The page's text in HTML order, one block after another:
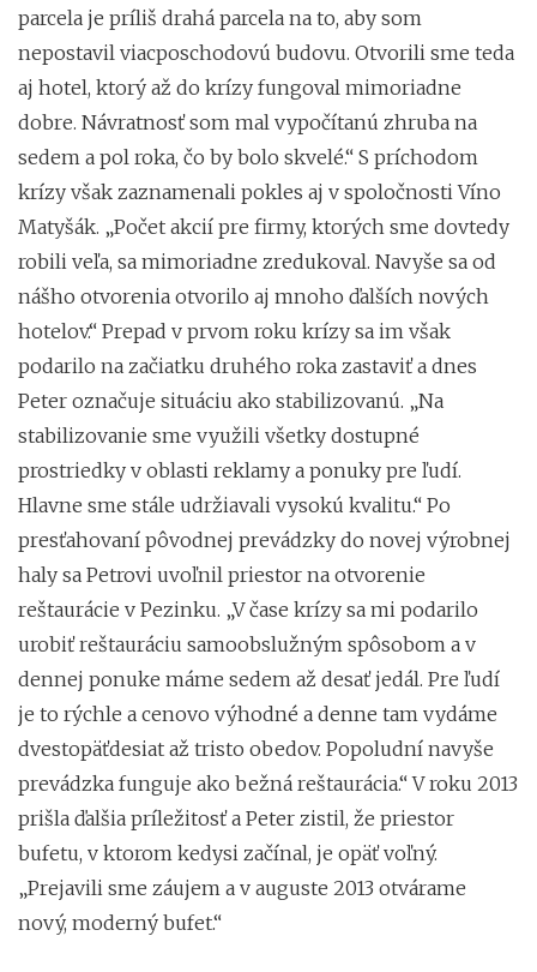
parcela je príliš drahá parcela na to, aby som
nepostavil viacposchodovú budovu. Otvorili sme teda
aj hotel, ktorý až do krízy fungoval mimoriadne
dobre. Návratnosť som mal vypočítanú zhruba na
sedem a pol roka, čo by bolo skvelé.“ S príchodom
krízy však zaznamenali pokles aj v spoločnosti Víno
Matyšák. „Počet akcií pre firmy, ktorých sme dovtedy
robili veľa, sa mimoriadne zredukoval. Navyše sa od
nášho otvorenia otvorilo aj mnoho ďalších nových
hotelov.“ Prepad v prvom roku krízy sa im však
podarilo na začiatku druhého roka zastaviť a dnes
Peter označuje situáciu ako stabilizovanú. „Na
stabilizovanie sme využili všetky dostupné
prostriedky v oblasti reklamy a ponuky pre ľudí.
Hlavne sme stále udržiavali vysokú kvalitu.“ Po
presťahovaní pôvodnej prevádzky do novej výrobnej
haly sa Petrovi uvoľnil priestor na otvorenie
reštaurácie v Pezinku. „V čase krízy sa mi podarilo
urobiť reštauráciu samoobslužným spôsobom a v
dennej ponuke máme sedem až desať jedál. Pre ľudí
je to rýchle a cenovo výhodné a denne tam vydáme
dvestopäťdesiat až tristo obedov. Popoludní navyše
prevádzka funguje ako bežná reštaurácia.“ V roku 2013
prišla ďalšia príležitosť a Peter zistil, že priestor
bufetu, v ktorom kedysi začínal, je opäť voľný.
„Prejavili sme záujem a v auguste 2013 otvárame
nový, moderný bufet.“